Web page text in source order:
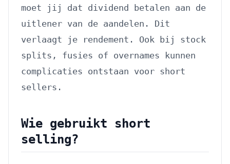
moet jij dat dividend betalen aan de
uitlener van de aandelen. Dit
verlaagt je rendement. Ook bij stock
splits, fusies of overnames kunnen
complicaties ontstaan voor short
sellers.
Wie gebruikt short
selling?